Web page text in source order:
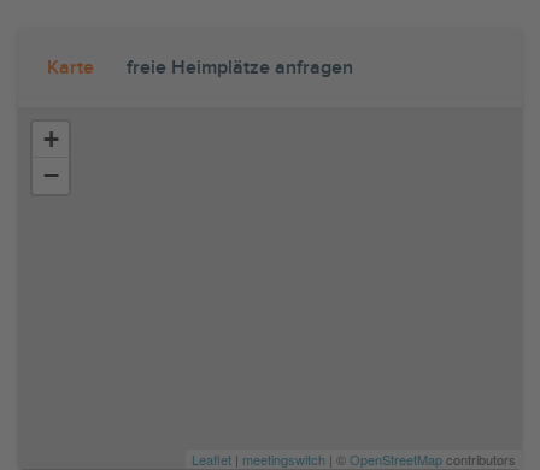
Karte freie Heimplätze anfragen
+
−
Leaflet | meetingswitch | ©OpenStreetMapcontributors